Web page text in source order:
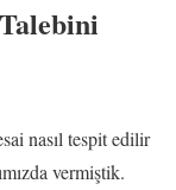
nasıl tespit edilir
vermiştik.